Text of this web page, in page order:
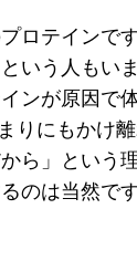
ロテインで
いう人もい
ンが原因で
りにもかけ
ら」という
のは当然で